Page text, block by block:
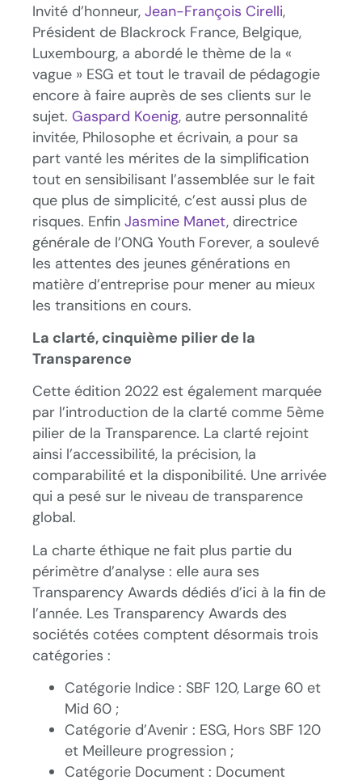
Invité d’honneur, Jean-François Cirelli,
Président de Blackrock France, Belgique,
Luxembourg, a abordé le thème de la «
vague » ESG et tout le travail de pédagogie
encore à faire auprès de ses clients sur le
sujet. Gaspard Koenig, autre personnalité
invitée, Philosophe et écrivain, a pour sa
part vanté les mérites de la simplification
tout en sensibilisant l’assemblée sur le fait
que plus de simplicité, c’est aussi plus de
risques. Enfin Jasmine Manet, directrice
générale de l’ONG Youth Forever, a soulevé
les attentes des jeunes générations en
matière d’entreprise pour mener au mieux
les transitions en cours.
La clarté, cinquième pilier de la
Transparence
Cette édition 2022 est également marquée
par l’introduction de la clarté comme 5ème
pilier de la Transparence. La clarté rejoint
ainsi l’accessibilité, la précision, la
comparabilité et la disponibilité. Une arrivée
qui a pesé sur le niveau de transparence
global.
La charte éthique ne fait plus partie du
périmètre d’analyse : elle aura ses
Transparency Awards dédiés d’ici à la fin de
l’année. Les Transparency Awards des
sociétés cotées comptent désormais trois
catégories :
Catégorie Indice : SBF 120, Large 60 et
Mid 60 ;
Catégorie d’Avenir : ESG, Hors SBF 120
et Meilleure progression ;
Catégorie Document : Document